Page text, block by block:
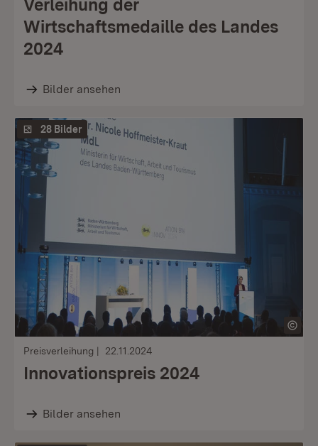
Verleihung der
Wirtschaftsmedaille des Landes
2024
Bilder ansehen
28 Bilder
Preisverleihung 22.11.2024
Innovationspreis 2024
Bilder ansehen